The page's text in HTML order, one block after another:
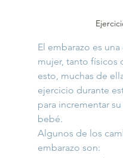
El embarazo es
mujer, tanto físicos
esto, muchas de
ejercicio durante
para incrementar
bebé.
Algunos de los
embarazo son: